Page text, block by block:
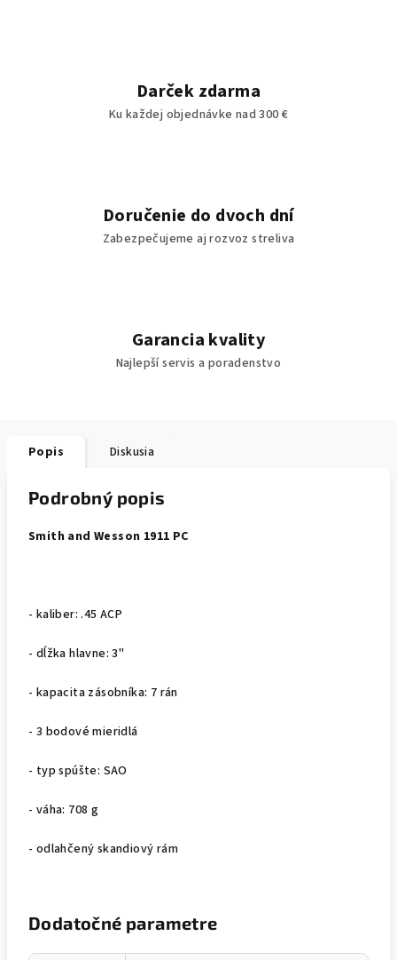
Darček zdarma
Ku každej objednávke nad 300 €
Doručenie do dvoch dní
Zabezpečujeme aj rozvoz streliva
Garancia kvality
Najlepší servis a poradenstvo
Popis Diskusia
Podrobný popis
Smith and Wesson 1911 PC
- kaliber: .45 ACP
- dĺžka hlavne:3"
- kapacita zásobníka: 7 rán
- 3 bodové mieridlá
- typ spúšte: SAO
- váha: 708 g
- odlahčený skandiový rám
Dodatočné parametre